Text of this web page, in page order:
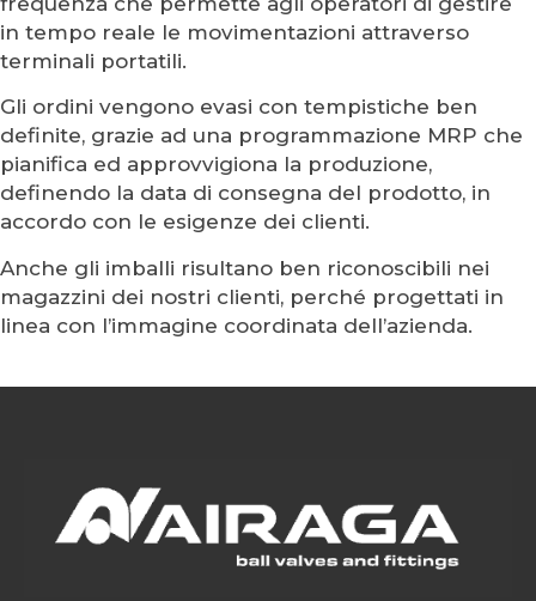
in tempo reale le movimentazioni attraverso
terminali portatili.
Gli ordini vengono evasi con tempistiche ben
definite, grazie ad una programmazione MRP che
pianifica ed approvvigiona la produzione,
definendo la data di consegna del prodotto, in
accordo con le esigenze dei clienti.
Anche gli imballi risultano ben riconoscibili nei
magazzini dei nostri clienti, perché progettati in
linea con l’immagine coordinata dell’azienda.